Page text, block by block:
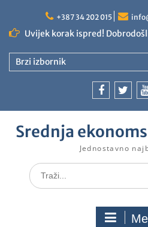
+387 34 202 015
Uvijek korak ispred!
Brzi izbornik
Srednja
Jednostavno